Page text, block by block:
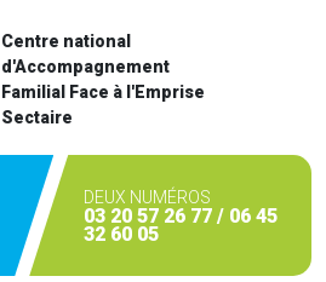
Centre national
d'Accompagnement
Familial Face à l'Emprise
Sectaire
DEUX NUMÉROS
03 20 57 26 77 / 06 45
32 60 05